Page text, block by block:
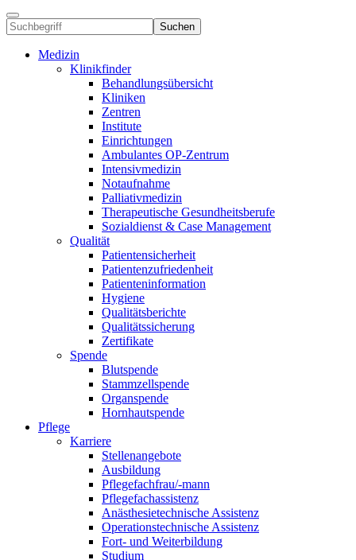
Suchen
Medizin
Klinikfinder
Behandlungsübersicht
Kliniken
Zentren
Institute
Einrichtungen
Ambulantes OP-Zentrum
Intensivmedizin
Notaufnahme
Palliativmedizin
Therapeutische Gesundheitsberufe
Sozialdienst & Case Management
Qualität
Patientensicherheit
Patientenzufriedenheit
Patienteninformation
Hygiene
Qualitätsberichte
Qualitätssicherung
Zertifikate
Spende
Blutspende
Stammzellspende
Organspende
Hornhautspende
Pflege
Karriere
Stellenangebote
Ausbildung
Pflegefachfrau/-mann
Pflegefachassistenz
Anästhesietechnische Assistenz
Operationstechnische Assistenz
Fort- und Weiterbildung
Studium